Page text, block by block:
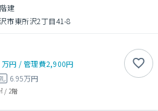
建
市東所沢2丁目41-8
万円 /管理費2,900円
礼 6.95万円
/ 2階